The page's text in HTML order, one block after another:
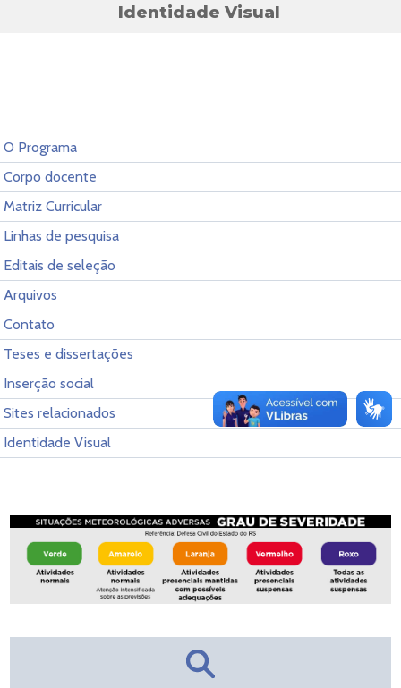
Identidade Visual
O Programa
Corpo docente
Matriz Curricular
Linhas de pesquisa
Editais de seleção
Arquivos
Contato
Teses e dissertações
Inserção social
Sites relacionados
Identidade Visual